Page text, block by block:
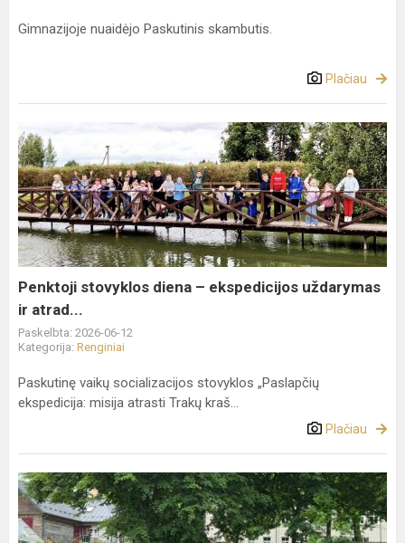
Gimnazijoje nuaidėjo Paskutinis skambutis.
Plačiau
Penktoji
stovyklos
diena
–
ekspedicijos
uždarymas
ir
atrad...
Penktoji stovyklos diena – ekspedicijos uždarymas
ir atrad...
Paskelbta: 2026-06-12
Kategorija: Renginiai
Paskutinę vaikų socializacijos stovyklos „Paslapčių
ekspedicija: misija atrasti Trakų kraš...
Plačiau
Ketvirtoji
stovyklos
diena